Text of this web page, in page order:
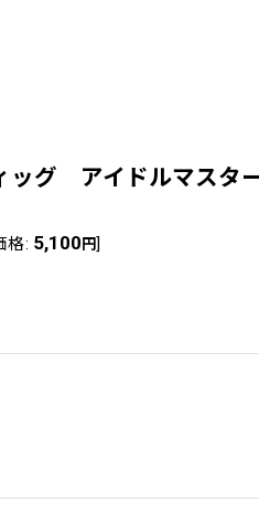
グ アイドルマスタ
格: 5,100 円]